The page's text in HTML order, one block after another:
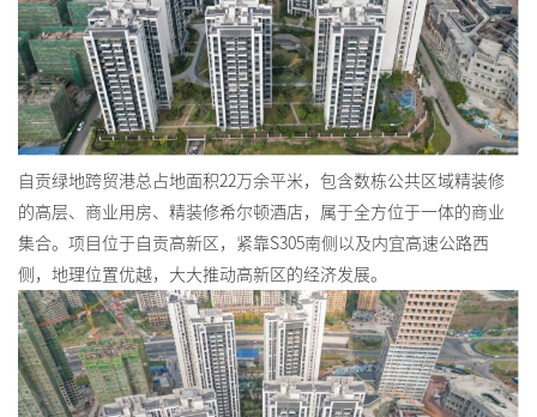
自贡绿地跨贸港总占地面积22万余平米，包含数栋公共区域精装修
的高层、商业用房、精装修希尔顿酒店，属于全方位于一体的商业
集合。项目位于自贡高新区，紧靠S305南侧以及内宜高速公路西
侧，地理位置优越，大大推动高新区的经济发展。